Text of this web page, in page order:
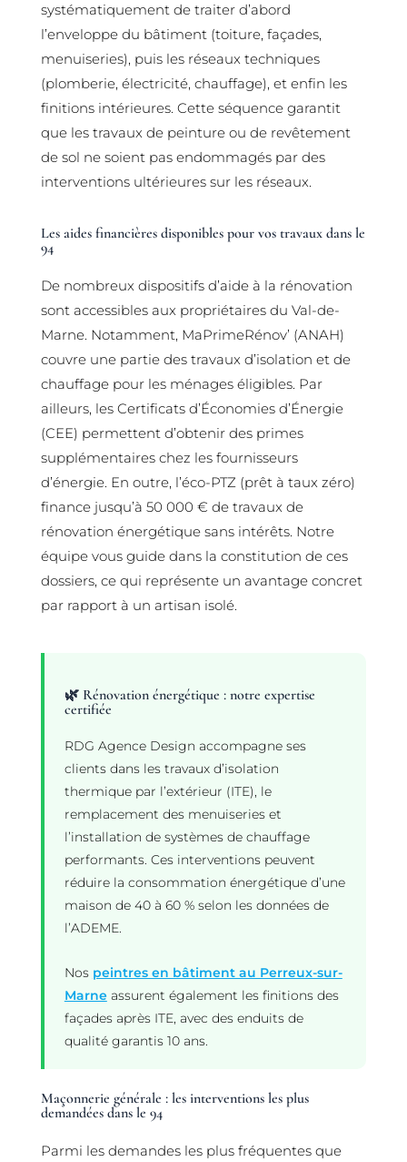
systématiquement de traiter d’abord
l’enveloppe du bâtiment (toiture, façades,
menuiseries), puis les réseaux techniques
(plomberie, électricité, chauffage), et enfin les
finitions intérieures. Cette séquence garantit
que les travaux de peinture ou de revêtement
de sol ne soient pas endommagés par des
interventions ultérieures sur les réseaux.
Les aides financières disponibles pour vos travaux dans le
94
De nombreux dispositifs d’aide à la rénovation
sont accessibles aux propriétaires du Val-de-
Marne. Notamment, MaPrimeRénov’ (ANAH)
couvre une partie des travaux d’isolation et de
chauffage pour les ménages éligibles. Par
ailleurs, les Certificats d’Économies d’Énergie
(CEE) permettent d’obtenir des primes
supplémentaires chez les fournisseurs
d’énergie. En outre, l’éco-PTZ (prêt à taux zéro)
finance jusqu’à 50 000 € de travaux de
rénovation énergétique sans intérêts. Notre
équipe vous guide dans la constitution de ces
dossiers, ce qui représente un avantage concret
par rapport à un artisan isolé.
🌿 Rénovation énergétique : notre expertise
certifiée
RDG Agence Design accompagne ses
clients dans les travaux d’isolation
thermique par l’extérieur (ITE), le
remplacement des menuiseries et
l’installation de systèmes de chauffage
performants. Ces interventions peuvent
réduire la consommation énergétique d’une
maison de 40 à 60 % selon les données de
l’ADEME.
Nos peintres en bâtiment au Perreux-sur-
Marneassurent également les finitions des
façades après ITE, avec des enduits de
qualité garantis 10 ans.
Maçonnerie générale : les interventions les plus
demandées dans le 94
Parmi les demandes les plus fréquentes que